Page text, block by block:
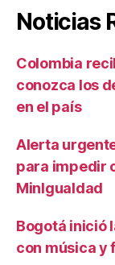
Noticias
Colombia
conozca los
en el país
Alerta
para impedir
MinIgualdad
Bogotá inició
con música y